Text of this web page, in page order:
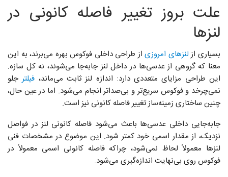
علت بروز تغییر فاصله‌ کانونی در
لنزها
بسیاری از لنزهای امروزیاز طراحی داخلی فوکوس بهره می‌برند، به این
معنا که گروهی از عدسی‌ها در داخل لنز جابه‌جا می‌شوند، نه کل سازه.
این طراحی مزایای متعددی دارد: اندازه لنز ثابت می‌ماند، فیلترجلو
نمی‌چرخد و فوکوس سریع‌تر و بی‌صدا‌تر انجام می‌شود. اما در عین حال،
چنین ساختاری زمینه‌ساز تغییر فاصله‌ کانونی نیز است.
جابه‌جایی داخلی عدسی‌ها باعث می‌شود فاصله‌ کانونی لنز در فواصل
نزدیک، از مقدار اسمی خود کمتر شود. این موضوع در مشخصات فنی
لنزها معمولاً لحاظ نمی‌شود، چراکه فاصله‌ کانونی اسمی معمولاً در
فوکوس روی بی‌نهایت اندازه‌گیری می‌شود.